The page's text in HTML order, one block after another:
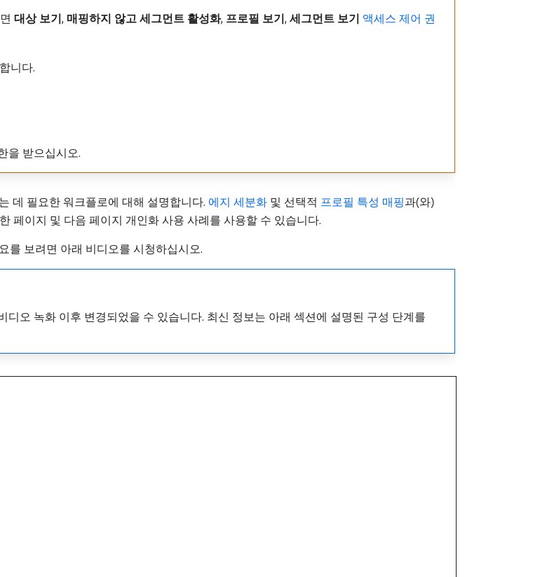
대상 보기, 매핑하지 않고 세그먼트 활성화, 프로필 보기, 세그먼트 보기 액세스 제어 권
니다.
을 받으십시오.
데 필요한 워크플로에 대해 설명합니다. 에지 세분화 및 선택적 프로필 특성 매핑과(와)
페이지 및 다음 페이지 개인화 사용 사례를 사용할 수 있습니다.
를 보려면 아래 비디오를 시청하십시오.
디오 녹화 이후 변경되었을 수 있습니다. 최신 정보는 아래 섹션에 설명된 구성 단계를